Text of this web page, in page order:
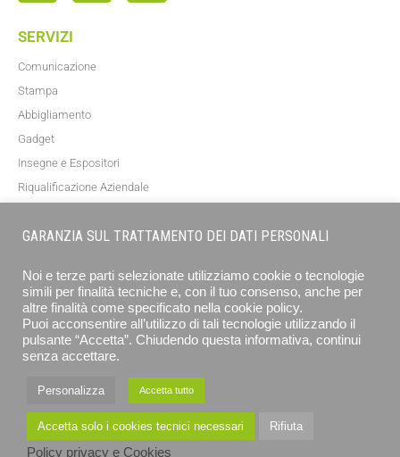
SERVIZI
Comunicazione
Stampa
Abbigliamento
Gadget
Insegne e Espositori
Riqualificazione Aziendale
ISCRIVITI
EUROGRAFICA SRL - STAMPA E COMUNICAZIONE © 2026 ALL RIGHTS RESERVED
GARANZIA SUL TRATTAMENTO DEI DATI PERSONALI
Noi e terze parti selezionate utilizziamo cookie o tecnologie
simili per finalità tecniche e, con il tuo consenso, anche per
altre finalità come specificato nella cookie policy.
Puoi acconsentire all’utilizzo di tali tecnologie utilizzando il
pulsante “Accetta”. Chiudendo questa informativa, continui
senza accettare.
Personalizza Accetta tutto
Accetta solo i cookies tecnici necessari Rifiuta
Policy privacy e Cookies